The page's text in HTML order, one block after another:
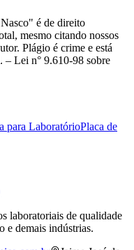
é de direito
mesmo citando nossos
Plágio é crime e está
– Lei n° 9.610-98 sobre
para LaboratórioPlaca de
laboratoriais de qualidade
e demais indústrias.